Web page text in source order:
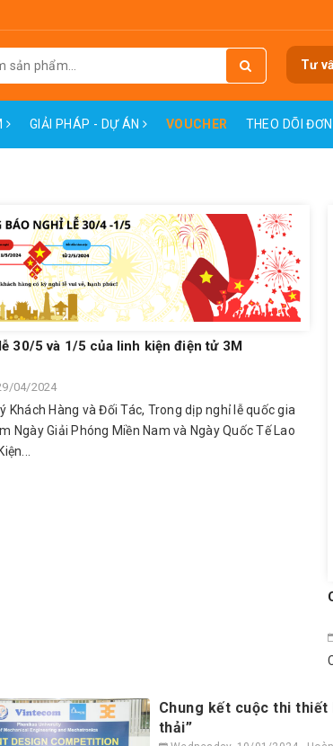
Tư
GIẢI PHÁP - DỰ ÁN VOUCHER THEO DÕI ĐƠN
30/5 và 1/5 của linh kiện điện tử 3M
04/2024
Khách Hàng và Đối Tác, Trong dịp nghỉ lễ quốc gia
Ngày Giải Phóng Miền Nam và Ngày Quốc Tế Lao
Chung kết cuộc thi thiết
thải”